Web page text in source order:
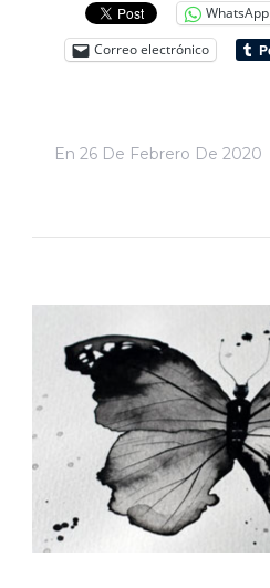
WhatsApp
Correo electrónico
En 26 De Febrero De 2020